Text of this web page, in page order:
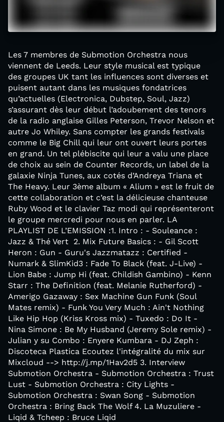
Les 7 membres de Submotion Orchestra nous
viennent de Leeds. Leur style musical est typique
des groupes UK tant les influences sont diverses et
puisent autant dans les musiques fondatrices
qu’actuelles (Electronica, Dubstep, Soul, Jazz)
s’assurant dès leur début l’adoubement des tenors
de la radio anglaise Gilles Peterson, Trevor Nelson et
autre Jo Whiley. Sans compter les grands festivals
comme le Big Chill qui leur ont ouvert leurs portes
en grand. Un tel plébiscite qui leur a valu une place
de choix au sein de Counter Records, un label de la
galaxie Ninja Tunes, aux cotés d’Andreya Triana et
The Heavy. Leur 3ème album « Alium » est le fruit de
cette collaboration et c’est la délicieuse chanteuse
Ruby Wood et le clavier Taz modi qui représenteront
le groupe mercredi pour nous en parler. LA
PLAYLIST DE L’EMISSION :1. Intro : - Souleance :
Jazz & Thé Vert 2. Mix Future Basics : - Gil Scott
Heron : Gun - Guru's Jazzmatazz : Certified -
Numark & SlimKid3 : Fade To Black (feat. J-Live) -
Lion Babe : Jump Hi (feat. Childish Gambino) - Kenn
Starr : The Definition (feat. Melanie Rutherford) -
Amerigo Gazaway : Sex Machine Gun Funk (Soul
Mates remix) - Funk You Very Much : Ain't Nothing
Like Hip Hop (Kriss Kross mix) - Tuxedo : Do It -
Nina Simone : Be My Husband (Jeremy Sole remix) -
Julian y su Combo : Enyere Kumbara - DJ Zeph :
Discoteca Plastica Ecoutez l'intégralité du mix sur
Mixcloud --> http://j.mp/1Hav2d5 3. Interview
Submotion Orchestra - Submotion Orchestra : Trust
Lust - Submotion Orchestra : City Lights -
Submotion Orchestra : Swan Song - Submotion
Orchestra : Bring Back The Wolf 4. La Muzuliere -
Liqid & Tcheep : Bruce Liqid